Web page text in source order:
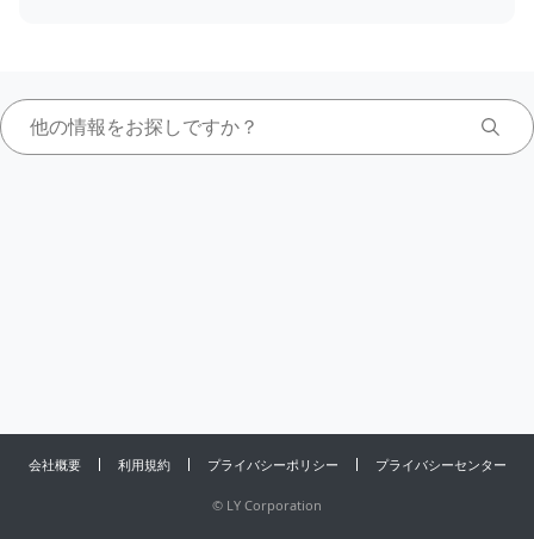
会社概要 利用規約 プライバシーポリシー プライバシーセンター
© LY Corporation